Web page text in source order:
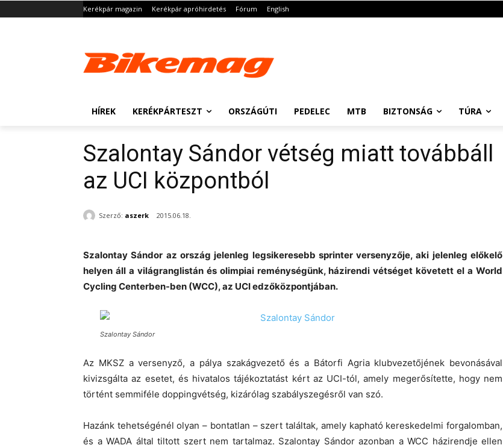
Kerékpár magazin Kerékpár apróhirdetés Fórum English
HÍREK KERÉKPÁRTESZT ORSZÁGÚTI PEDELEC MTB BIZTONSÁG TÚRA
Szalontay Sándor vétség miatt továbbáll
az UCI központból
Szerző: aszerk 2015.06.18.
Szalontay Sándor az ország jelenleg legsikeresebb sprinter versenyzője, aki jelenleg előkelő
helyen áll a világranglistán és olimpiai reménységünk, házirendi vétséget követett el a World
Cycling Centerben-ben (WCC), az UCI edzőközpontjában.
Szalontay Sándor
Az MKSZ a versenyző, a pálya szakágvezető és a Bátorfi Agria klubvezetőjének bevonásával
kivizsgálta az esetet, és hivatalos tájékoztatást kért az UCI-tól, amely megerősítette, hogy nem
történt semmiféle doppingvétség, kizárólag szabályszegésről van szó.
Hazánk tehetségénél olyan – bontatlan – szert találtak, amely kapható kereskedelmi forgalomban,
és a WADA által tiltott szert nem tartalmaz. Szalontay Sándor azonban a WCC házirendje ellen